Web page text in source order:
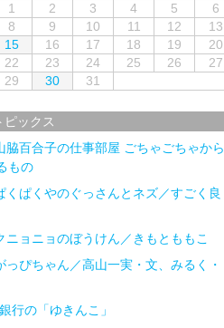
1
2 3 4 5
6
8 9 10 11 12
13
15 16 17 18 19
20
22 23 24 25 26
27
29 30 31
ックス
脇百合子の仕事部屋 ごちゃごちゃから
もの
くぱくやのぐっさんとネズ／すごく良
ニョニョのぼうけん／きもとももこ
っぴちゃん／高山一実・文、みるく・
行の「ゆきんこ」